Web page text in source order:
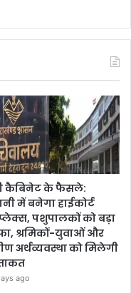
कैबिनेट के फैसले:
में बनेगा हाईकोर्ट
पशुपालकों को बड़ा
श्रमिकों-युवाओं और
अर्थव्यवस्था को मिलेगी
ago